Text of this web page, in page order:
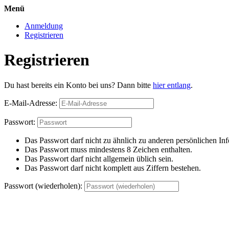
Menü
Anmeldung
Registrieren
Registrieren
Du hast bereits ein Konto bei uns? Dann bitte hier entlang.
E-Mail-Adresse:
Passwort:
Das Passwort darf nicht zu ähnlich zu anderen persönlichen
Das Passwort muss mindestens 8 Zeichen enthalten.
Das Passwort darf nicht allgemein üblich sein.
Das Passwort darf nicht komplett aus Ziffern bestehen.
Passwort (wiederholen):